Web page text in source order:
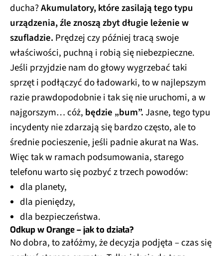
ducha?Akumulatory, które zasilają tego typu
urządzenia, źle znoszą zbyt długie leżenie w
szufladzie. Prędzej czy później tracą swoje
właściwości, puchną i robią się niebezpieczne.
Jeśli przyjdzie nam do głowy wygrzebać taki
sprzęt i podłączyć do ładowarki, to w najlepszym
razie prawdopodobnie i tak się nie uruchomi, a w
najgorszym… cóż, będzie „bum”.Jasne, tego typu
incydenty nie zdarzają się bardzo często, ale to
średnie pocieszenie, jeśli padnie akurat na Was.
Więc tak w ramach podsumowania, starego
telefonu warto się pozbyć z trzech powodów:
dla planety,
dla pieniędzy,
dla bezpieczeństwa.
Odkup w Orange – jak to działa?
No dobra, to załóżmy, że decyzja podjęta – czas się